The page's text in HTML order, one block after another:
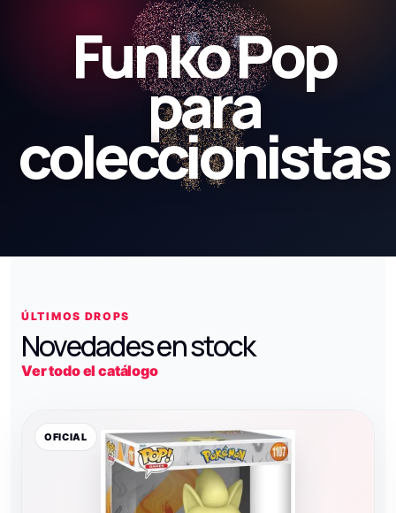
Funko Pop
para
coleccionistas
ÚLTIMOS DROPS
Novedades en stock
Ver todo el catálogo
OFICIAL